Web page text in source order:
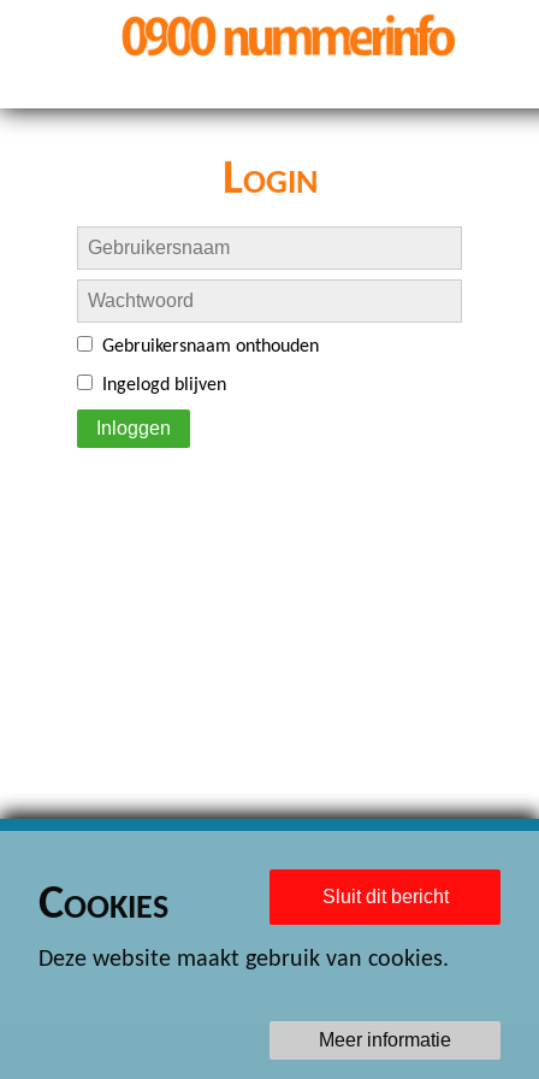
Login
Gebruikersnaam onthouden
Ingelogd blijven
Inloggen
Sluit dit bericht
Cookies
Deze website maakt gebruik van cookies.
Meer informatie